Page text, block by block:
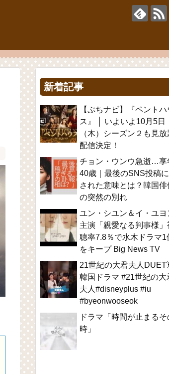
新着記事
【ぷちナビ】『ペントハ
ス』 │ いよいよ10月5日
（木）シーズン２も見放
配信決定！
チョン・ウンウ急逝…享
40歳｜最後のSNS投稿
された意味とは？韓国俳
の突然の別れ
ユン・シユン＆イ・ユヨ
主演「親愛なる判事様」
聴率7.8％で水木ドラマ1
をキープ Big News TV
21世紀の大君夫人
韓国ドラマ #21世紀の大
夫人#disneyplus #iu
#byeonwooseok
ドラマ「時間が止まるそ
時」